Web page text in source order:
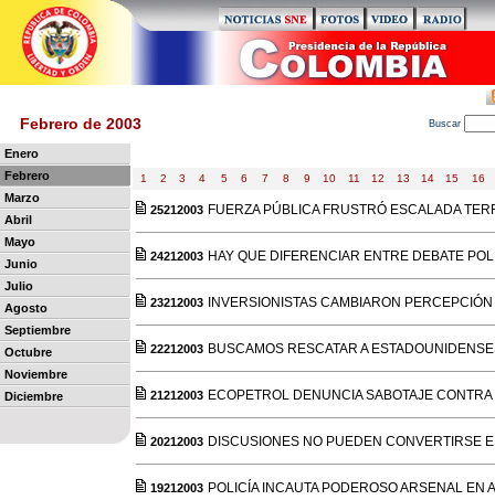
Febrero de 2003 Buscar
Enero
Febrero
Marzo
Abril
Mayo
Junio
Julio
Agosto
Septiembre
Octubre
Noviembre
Diciembre
1 2 3 4 5 6 7 8 9 10 11 12 13 14 15 16
25212003 FUERZA PÚBLICA FRUSTRÓ ESCALADA
24212003 HAY QUE DIFERENCIAR ENTRE DEBATE
23212003 INVERSIONISTAS CAMBIARON
22212003 BUSCAMOS RESCATAR A
21212003 ECOPETROL DENUNCIA SABOTAJE
20212003 DISCUSIONES NO PUEDEN CONVERTIRSE
19212003 POLICÍA INCAUTA PODEROSO ARSENAL EN